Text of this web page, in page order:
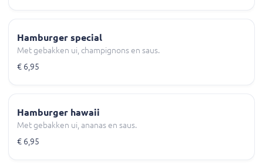
Hamburger special
Met gebakken ui, champignons en saus.
€ 6,95
Hamburger hawaii
Met gebakken ui, ananas en saus.
€ 6,95